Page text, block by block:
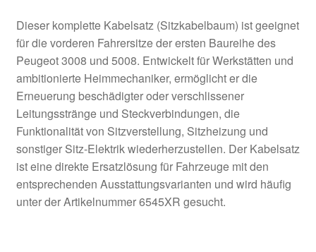
Dieser komplette Kabelsatz (Sitzkabelbaum) ist geeignet
für die vorderen Fahrersitze der ersten Baureihe des
Peugeot 3008 und 5008. Entwickelt für Werkstätten und
ambitionierte Heimmechaniker, ermöglicht er die
Erneuerung beschädigter oder verschlissener
Leitungsstränge und Steckverbindungen, die
Funktionalität von Sitzverstellung, Sitzheizung und
sonstiger Sitz-Elektrik wiederherzustellen. Der Kabelsatz
ist eine direkte Ersatzlösung für Fahrzeuge mit den
entsprechenden Ausstattungsvarianten und wird häufig
unter der Artikelnummer 6545XR gesucht.